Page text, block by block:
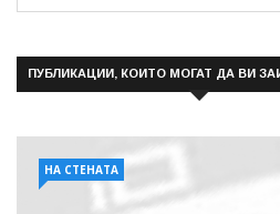
ПУБЛИКАЦИИ, КОИТО МОГАТ ДА ВИ
НА СТЕНАТА